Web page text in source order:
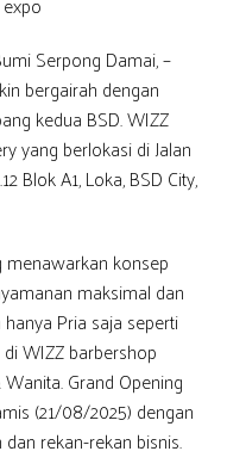
Serpong Damai, –
bergairah dengan
kedua BSD. WIZZ
yang berlokasi di Jalan
Blok A1, Loka, BSD City,
menawarkan konsep
maksimal dan
Pria saja seperti
WIZZ barbershop
Grand Opening
(21/08/2025) dengan
rekan-rekan bisnis.